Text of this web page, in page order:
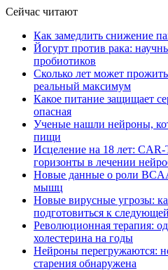
Сейчас читают
Как замедлить снижение
Йогурт против рака:
пробиотиков
Сколько лет может
реальный максимум
Какое питание защищает
опасная
Ученые нашли нейроны,
пищи
Исцеление на 18 лет:
горизонты в лечении
Новые данные о роли
мышц
Новые вирусные угрозы:
подготовиться к
Революционная терапия:
холестерина на годы
Нейроны перегружаются:
старения обнаружена